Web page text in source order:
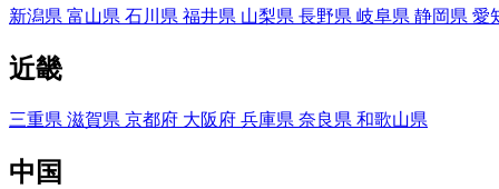
新潟県 富山県 石川県 福井県 山梨県 長野県 岐阜県 静岡県 愛
近畿
三重県 滋賀県 京都府 大阪府 兵庫県 奈良県 和歌山県
中国